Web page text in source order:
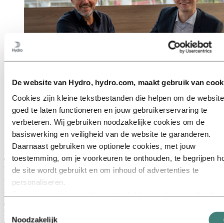
De website van Hydro, hydro.com, maakt gebruik van
Cookies zijn kleine tekstbestanden die helpen om de website
goed te laten functioneren en jouw gebruikerservaring te
verbeteren. Wij gebruiken noodzakelijke cookies om de
basiswerking en veiligheid van de website te garanderen.
Daarnaast gebruiken we optionele cookies, met jouw
toestemming, om je voorkeuren te onthouden, te begrijpen
de site wordt gebruikt en om inhoud of advertenties te
personaliseren.
advertenties. Deze derden kunnen informatie die zij via jouw
Noodzakelijk
Vaan CEO en medeoprichter Igor Kluin en Vice
President van Hydro Aluminium Metal Thomas
Hartmut Ludwig ondertekenen de nieuwe
overeenkomst in Hellevoetsluis, Nederland, op 26
september. (Foto Jens Christian Boysen/Hydro)
Naar schatting bereiken jaarlijks 80.000 recreatieboten in Europa het
einde van hun levenscyclus. Zonder een effectief mechanisme om
rompen, die meestal van composietmaterialen zoals glasvezel zijn
gemaakt, te recyclen, vormt de verwijdering van buiten gebruik
gestelde boten ernstige milieuproblemen. De bedrijfsfilosofie van
Vaan Yachts is verankerd in de vastberadenheid om een volledig
circulaire zeiloplossing te creëren met alleen gerecyclede en
recyclebare materialen, compatibel met een verantwoorde levensstijl